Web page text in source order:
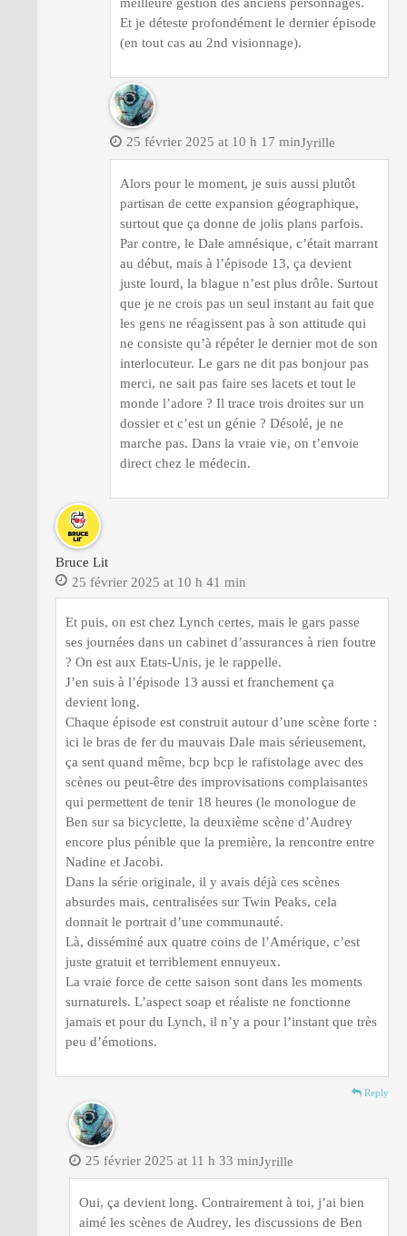
Et je déteste profondément le dernier épisode
(en tout cas au 2nd visionnage).
Jyrille
25 février 2025 at 10 h 17 min
Alors pour le moment, je suis aussi plutôt
partisan de cette expansion géographique,
surtout que ça donne de jolis plans parfois.
Par contre, le Dale amnésique, c’était marrant
au début, mais à l’épisode 13, ça devient
juste lourd, la blague n’est plus drôle. Surtout
que je ne crois pas un seul instant au fait que
les gens ne réagissent pas à son attitude qui
ne consiste qu’à répéter le dernier mot de son
interlocuteur. Le gars ne dit pas bonjour pas
merci, ne sait pas faire ses lacets et tout le
monde l’adore ? Il trace trois droites sur un
dossier et c’est un génie ? Désolé, je ne
marche pas. Dans la vraie vie, on t’envoie
direct chez le médecin.
Bruce Lit
25 février 2025 at 10 h 41 min
Et puis, on est chez Lynch certes, mais le gars passe
ses journées dans un cabinet d’assurances à rien foutre
? On est aux Etats-Unis, je le rappelle.
J’en suis à l’épisode 13 aussi et franchement ça
devient long.
Chaque épisode est construit autour d’une scène forte :
ici le bras de fer du mauvais Dale mais sérieusement,
ça sent quand même, bcp bcp le rafistolage avec des
scènes ou peut-être des improvisations complaisantes
qui permettent de tenir 18 heures (le monologue de
Ben sur sa bicyclette, la deuxième scène d’Audrey
encore plus pénible que la première, la rencontre entre
Nadine et Jacobi.
Dans la série originale, il y avais déjà ces scènes
absurdes mais, centralisées sur Twin Peaks, cela
donnait le portrait d’une communauté.
Là, disséminé aux quatre coins de l’Amérique, c’est
juste gratuit et terriblement ennuyeux.
La vraie force de cette saison sont dans les moments
surnaturels. L’aspect soap et réaliste ne fonctionne
jamais et pour du Lynch, il n’y a pour l’instant que très
peu d’émotions.
Reply
Jyrille
25 février 2025 at 11 h 33 min
Oui, ça devient long. Contrairement à toi, j’ai bien
aimé les scènes de Audrey, les discussions de Ben